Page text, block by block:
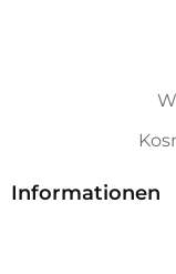
Informationen